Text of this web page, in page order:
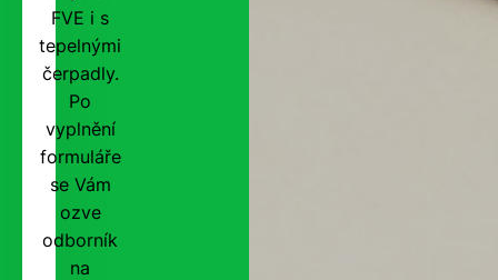
FVE i s
tepelnými
čerpadly.
Po
vyplnění
formuláře
se Vám
ozve
odborník
na